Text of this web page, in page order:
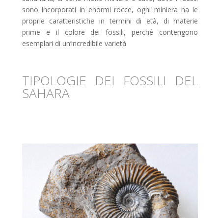
sono incorporati in enormi rocce, ogni miniera ha le
proprie caratteristiche in termini di età, di materie
prime e il colore dei fossili, perché contengono
esemplari di un’incredibile varietà
TIPOLOGIE DEI FOSSILI DEL
SAHARA